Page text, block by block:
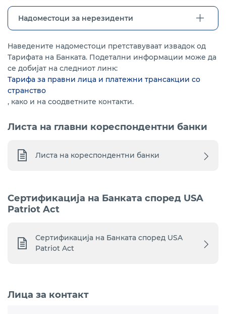
Надоместоци за нерезиденти
Наведените надоместоци претставуваат извадок од
Тарифата на Банката. Подетални информации може да
се добијат на следниот линк:
Тарифа за правни лица и платежни трансакции со
странство
, како и на соодветните контакти.
Листа на главни кореспондентни банки
Листа на кореспондентни банки
Сертификација на Банката според USA
Patriot Act
Сертификација на Банката според USA
Patriot Act
Лица за контакт